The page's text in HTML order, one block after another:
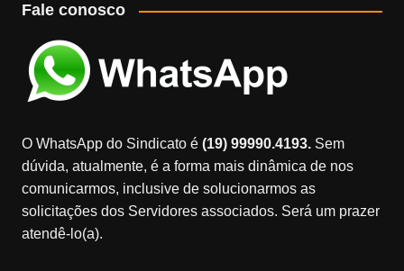
Fale conosco
O WhatsApp do Sindicato é(19) 99990.4193.Sem
dúvida, atualmente, é a forma mais dinâmica de nos
comunicarmos, inclusive de solucionarmos as
solicitações dos Servidores associados. Será um prazer
atendê-lo(a).